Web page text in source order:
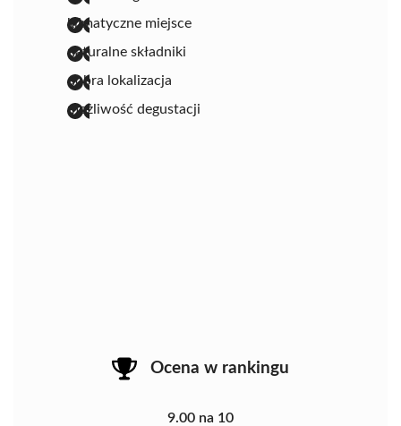
klimatyczne miejsce
naturalne składniki
dobra lokalizacja
możliwość degustacji
Ocena w rankingu
9.00 na 10